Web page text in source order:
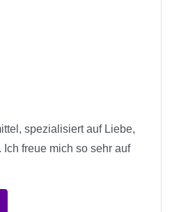
spezialisiert auf Liebe,
Ich freue mich so sehr auf